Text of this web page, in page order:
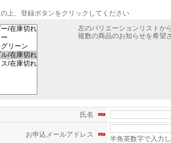
上、登録ボタンをクリックしてください
左のバリエーションリストか
複数の商品のお知らせを希望
氏名
お申込メールアドレス
半角英数字で入力